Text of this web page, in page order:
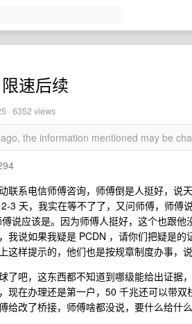
速后续
· 6352 views
the information mentioned may be
联系电信师傅咨询，师傅倒是人挺好，说
3 天，我实在等不了了，又问师傅，师傅
说应该是。因为师傅人挺好，这个也跟
我说如果我疑是 PCDN ，请你们把疑是
这样提示的，他们也是按规章制度办事，
了吧，这东西都不知道到哪级能给出证据
现在办理还是第一户，50 千兆还可以带
给改了桥接，师傅啥都没说，要什么给什么